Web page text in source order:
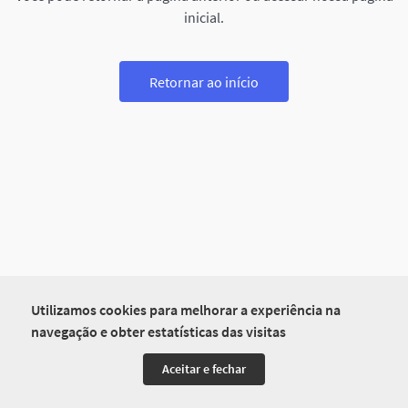
Utilizamos cookies para melhorar a experiência na
navegação e obter estatísticas das visitas
Aceitar e fechar
inicial.
Retornar ao início